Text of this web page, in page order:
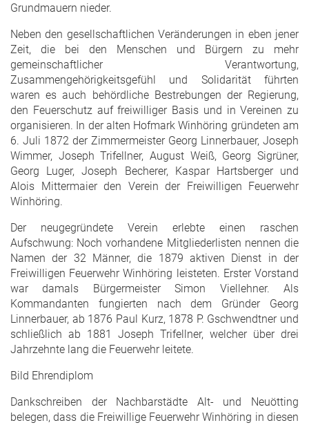
Grundmauern nieder.
Neben den gesellschaftlichen Veränderungen in eben jener
Zeit, die bei den Menschen und Bürgern zu mehr
gemeinschaftlicher Verantwortung,
Zusammengehörigkeitsgefühl und Solidarität führten
waren es auch behördliche Bestrebungen der Regierung,
den Feuerschutz auf freiwilliger Basis und in Vereinen zu
organisieren. In der alten Hofmark Winhöring gründeten am
6. Juli 1872 der Zimmermeister Georg Linnerbauer, Joseph
Wimmer, Joseph Trifellner, August Weiß, Georg Sigrüner,
Georg Luger, Joseph Becherer, Kaspar Hartsberger und
Alois Mittermaier den Verein der Freiwilligen Feuerwehr
Winhöring.
Der neugegründete Verein erlebte einen raschen
Aufschwung: Noch vorhandene Mitgliederlisten nennen die
Namen der 32 Männer, die 1879 aktiven Dienst in der
Freiwilligen Feuerwehr Winhöring leisteten. Erster Vorstand
war damals Bürgermeister Simon Viellehner. Als
Kommandanten fungierten nach dem Gründer Georg
Linnerbauer, ab 1876 Paul Kurz, 1878 P. Gschwendtner und
schließlich ab 1881 Joseph Trifellner, welcher über drei
Jahrzehnte lang die Feuerwehr leitete.
Bild Ehrendiplom
Dankschreiben der Nachbarstädte Alt- und Neuötting
belegen, dass die Freiwillige Feuerwehr Winhöring in diesen